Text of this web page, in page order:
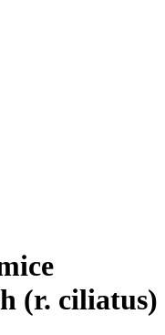
(r. ciliatus)